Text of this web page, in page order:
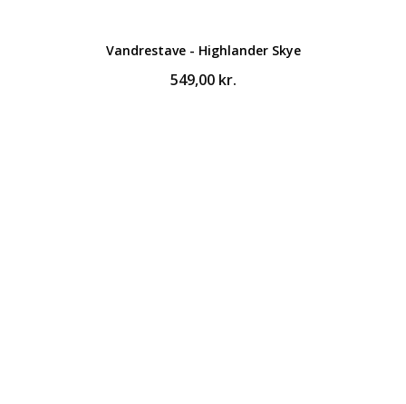
Vandrestave - Highlander Skye
549,00 kr.